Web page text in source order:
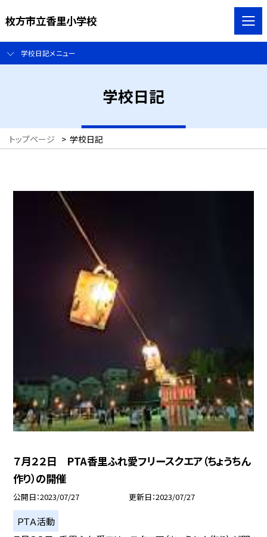
枚方市立香里小学校
学校日記メニュー
学校日記
トップページ > 学校日記
７月２２日 PTA香里ふれ愛フリースクエア（ちょうちん
作り）の開催
公開日 2023/07/27 更新日 2023/07/27
ＰＴＡ活動